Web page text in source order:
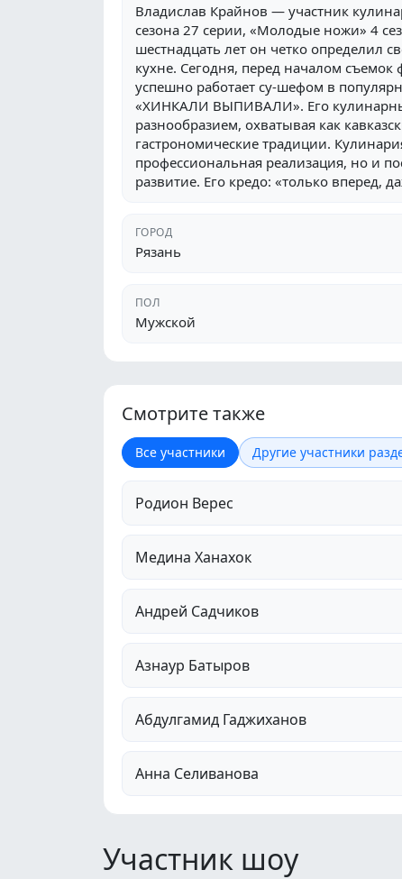
Владислав Крайнов — участник
сезона 27 серии, «Молодые ножи» 4
шестнадцать лет он четко определил
кухне. Сегодня, перед началом
успешно работает су-шефом в
«ХИНКАЛИ ВЫПИВАЛИ». Его
разнообразием, охватывая как
гастрономические традиции.
профессиональная реализация, но и
развитие. Его кредо: «только вперед,
ГОРОД
Рязань
ПОЛ
Мужской
Смотрите также
Все участники Другие участники
Родион Верес
Медина Ханахок
Андрей Садчиков
Азнаур Батыров
Абдулгамид Гаджиханов
Анна Селиванова
Участник шоу